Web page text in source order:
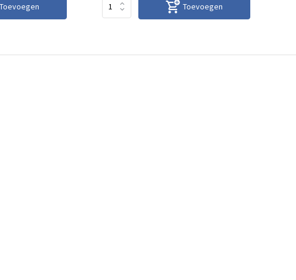
Toevoegen Toevoegen